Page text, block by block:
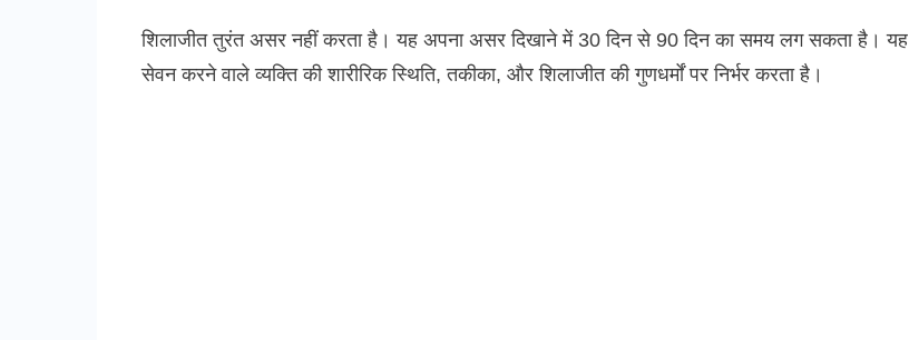
शिलाजीत तुरंत असर नहीं करता है। यह अपना असर दिखाने में 30 दिन से 90 दिन का समय लग सकता है। यह
सेवन करने वाले व्यक्ति की शारीरिक स्थिति, तकीका, और शिलाजीत की गुणधर्मों पर निर्भर करता है।